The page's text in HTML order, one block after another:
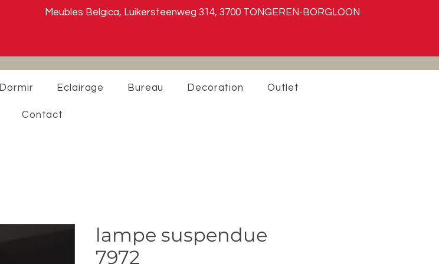
Meubles Belgica, Luikersteenweg 314, 3700 TONGEREN-BORGLOON
Dormir Eclairage Bureau Decoration Outlet
Contact
lampe suspendue
7972